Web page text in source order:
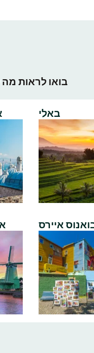
בואו לראות מה
באלי
איירס